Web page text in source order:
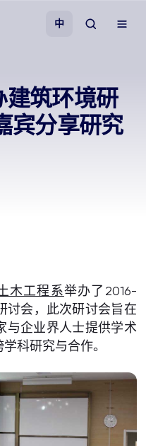
中
建筑环境研
宾分享研究
木工程系举办了2016-
讨会，此次研讨会旨在
与企业界人士提供学术
科研究与合作。